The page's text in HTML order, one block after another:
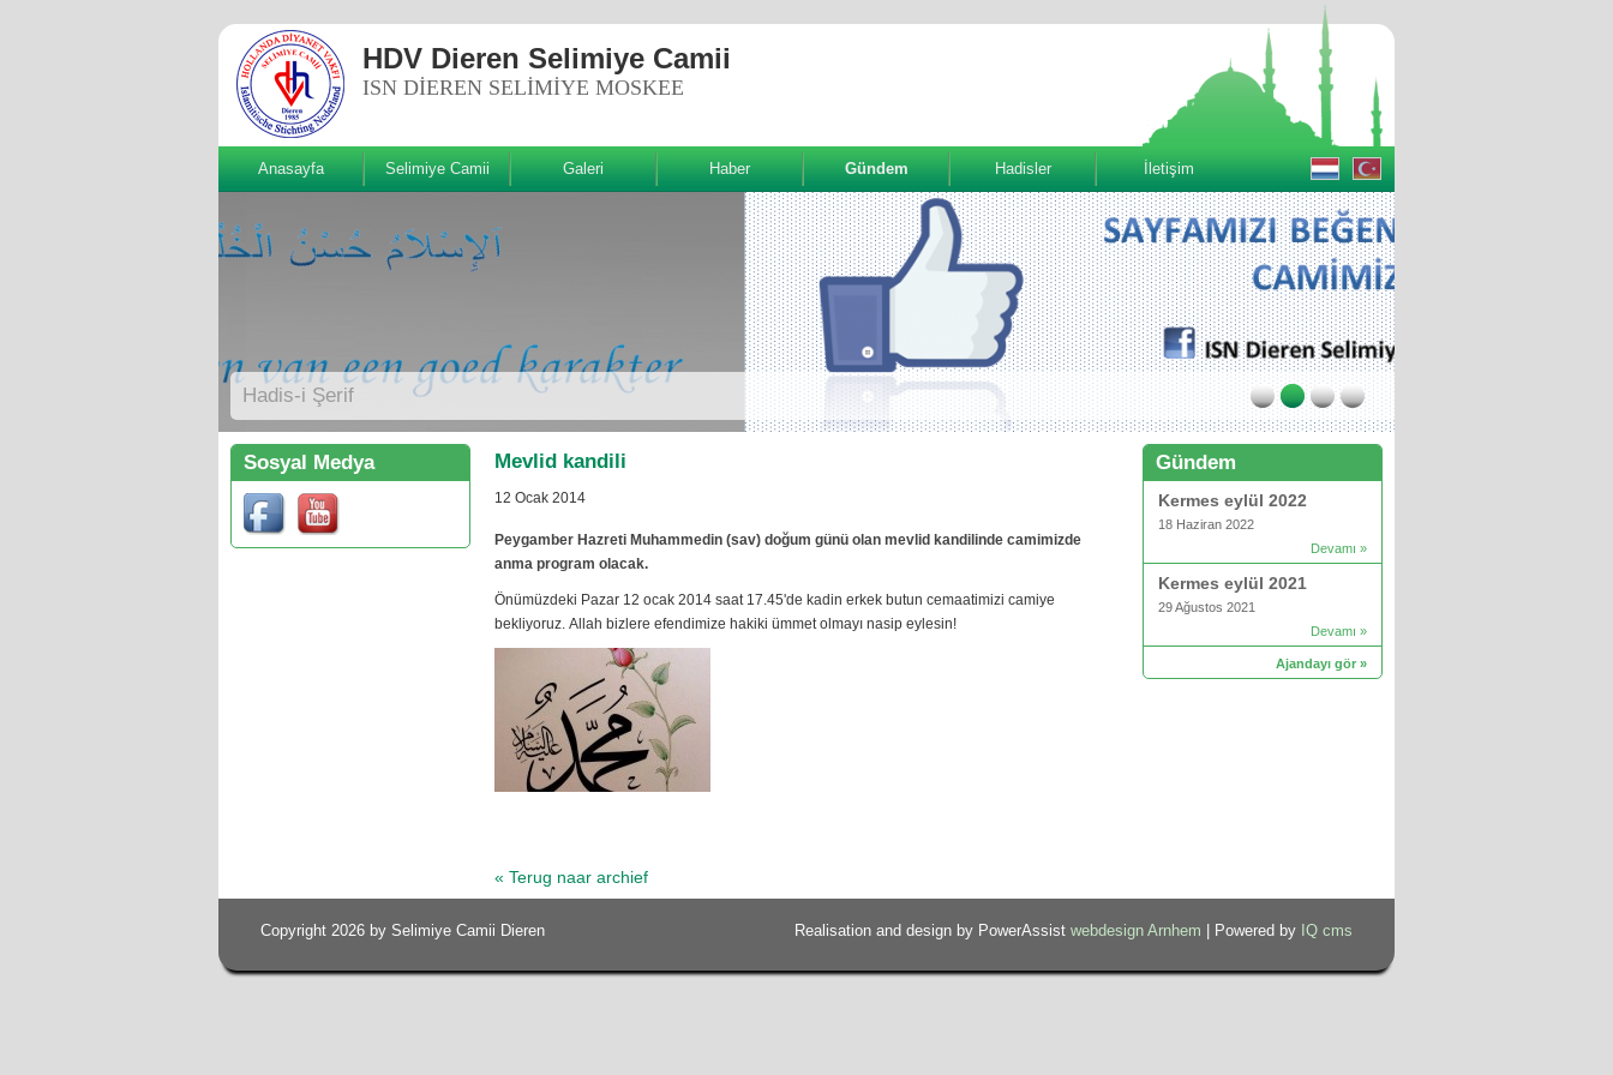
HDV Dieren Selimiye Camii
ISN DIEREN SELIMIYE MOSKEE
Anasayfa Selimiye Camii Galeri Haber Gündem Hadisler İletişim
Hadis-i Şerif
Sosyal Medya Mevlid kandili
12 Ocak 2014
Peygamber Hazreti Muhammedin (sav) doğum günü olan mevlid kandilinde camimizde
anma program olacak.
Önümüzdeki Pazar 12 ocak 2014 saat 17.45'de kadin erkek butun cemaatimizi camiye
bekliyoruz. Allah bizlere efendimize hakiki ümmet olmayı nasip eylesin!
« Terug naar archief
Gündem
Kermes eylül 2022
18 Haziran 2022
Devamı »
Kermes eylül 2021
29 Ağustos 2021
Devamı »
Ajandayı gör »
Copyright 2026 by Selimiye Camii Dieren Realisation and design by PowerAssist webdesign Arnhem | Powered by IQ cms